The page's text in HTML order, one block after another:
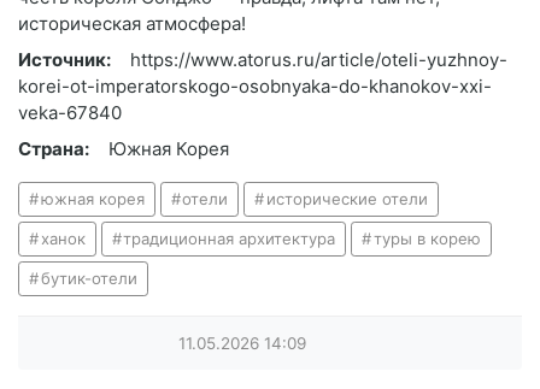
историческая атмосфера!
Источник:
https://www.atorus.ru/article/oteli-yuzhnoy-
korei-ot-imperatorskogo-osobnyaka-do-khanokov-xxi-
veka-67840
Страна:
Южная Корея
южная корея отели исторические отели
ханок традиционная архитектура туры в корею
бутик-отели
11.05.2026 14:09